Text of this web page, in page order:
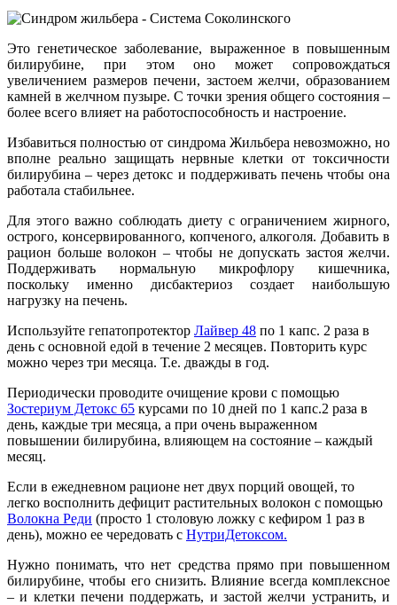
Это генетическое заболевание, выраженное в повышенным
билирубине, при этом оно может сопровождаться
увеличением размеров печени, застоем желчи, образованием
камней в желчном пузыре. С точки зрения общего состояния –
более всего влияет на работоспособность и настроение.
Избавиться полностью от синдрома Жильбера невозможно, но
вполне реально защищать нервные клетки от токсичности
билирубина – через детокс и поддерживать печень чтобы она
работала стабильнее.
Для этого важно соблюдать диету с ограничением жирного,
острого, консервированного, копченого, алкоголя. Добавить в
рацион больше волокон – чтобы не допускать застоя желчи.
Поддерживать нормальную микрофлору кишечника,
поскольку именно дисбактериоз создает наибольшую
нагрузку на печень.
Используйте гепатопротектор Лайвер 48 по 1 капс. 2 раза в
день с основной едой в течение 2 месяцев. Повторить курс
можно через три месяца. Т.е. дважды в год.
Периодически проводите очищение крови с помощью
Зостериум Детокс 65 курсами по 10 дней по 1 капс.2 раза в
день, каждые три месяца, а при очень выраженном
повышении билирубина, влияющем на состояние – каждый
месяц.
Если в ежедневном рационе нет двух порций овощей, то
легко восполнить дефицит растительных волокон с помощью
Волокна Реди (просто 1 столовую ложку с кефиром 1 раз в
день), можно ее чередовать с НутриДетоксом.
Нужно понимать, что нет средства прямо при повышенном
билирубине, чтобы его снизить. Влияние всегда комплексное
– и клетки печени поддержать, и застой желчи устранить, и